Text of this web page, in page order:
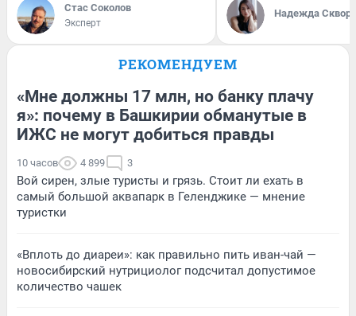
Стас Соколов
Эксперт
Надежда
РЕКОМЕНДУЕМ
«Мне должны 17 млн, но банку плачу
я»: почему в Башкирии обманутые в
ИЖС не могут добиться правды
10 часов 4 899 3
Вой сирен, злые туристы и грязь. Стоит ли ехать в
самый большой аквапарк в Геленджике — мнение
туристки
«Вплоть до диареи»: как правильно пить иван-чай —
новосибирский нутрициолог подсчитал допустимое
количество чашек